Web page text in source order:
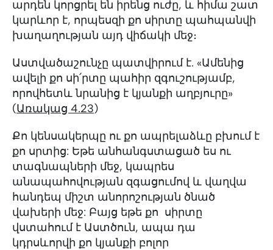
արդեն կորցրել են իրենց ուժը, և հիմա շատ
կարևոր է, որպեսզի քո սիրտը պահպանվի
խաղաղության այդ վիճակի մեջ։
Աստվածաշունչը պատվիրում է. «Ամենից
ավելի քո սի՛րտը պահիր զգուշությամբ,
որովհետև նրանից է կյանքի աղբյուրը»
(Առակաց 4.23)
Քո կենսակերպը ու քո ապրելաձևը բխում է
քո սրտից: Եթե անհանգստացած ես ու
տագնապների մեջ, կապրես
անապահովության զգացումով և վաղվա
հանդեպ միշտ անորոշության ծնած
վախերի մեջ: Բայց եթե քո սիրտը
վստահում է Աստծուն, ապա դա
կդրսևորվի քո կյանքի բոլոր